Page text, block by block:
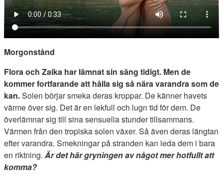
Morgonstånd
Flora och Zaika har lämnat sin säng tidigt. Men de
kommer fortfarande att hålla sig så nära varandra som de
kan.Solen börjar smeka deras kroppar. De känner havets
värme över sig. Det är en lekfull och lugn tid för dem. De
överlämnar sig till sina sensuella stunder tillsammans.
Värmen från den tropiska solen växer. Så även deras längtan
efter varandra. Smekningar på stranden kan leda dem i bara
en riktning. Är det här gryningen av något mer hotfullt att
komma?